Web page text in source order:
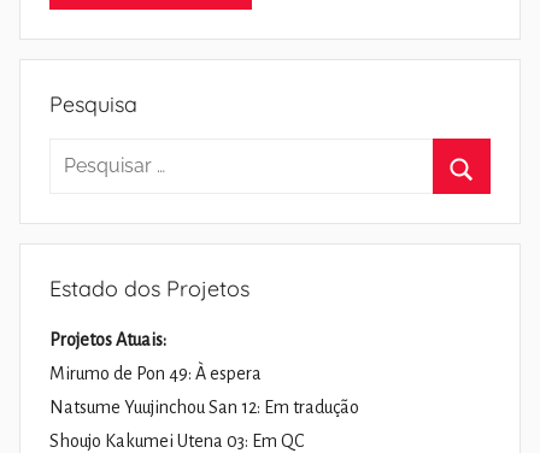
Pesquisa
Pesquisar
Estado dos Projetos
Projetos Atuais:
Mirumo de Pon 49: À espera
Natsume Yuujinchou San 12: Em tradução
Shoujo Kakumei Utena 03: Em QC